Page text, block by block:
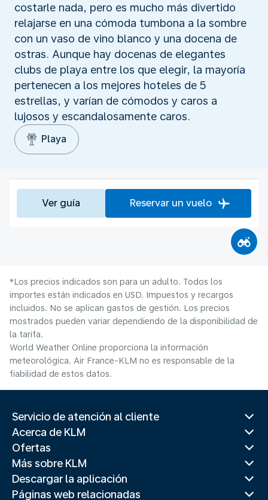
costarle nada, pero es mucho más divertido
relajarse en una cómoda tumbona a la sombre
con un vaso de vino blanco y una docena de
ostras. Aunque hay docenas de elegantes
clubs de playa entre los que elegir, la mayoría
pertenecen a los mejores hoteles de 5
estrellas, y varían de cómodos y caros a
lujosos y escandalosamente caros.
Playa
Ver guía Reservar un vuelo
*Los precios indicados son para un adulto. Todos los
importes están indicados en USD. Impuestos y recargos
incluidos. No se aplican gastos de gestión. Los precios
mostrados pueden variar dependiendo de la disponibilidad de
la tarifa.
World Weather Online proporciona la información
meteorológica. Air France-KLM no es responsable de la
fiabilidad de estos datos.
Servicio de atención al cliente
Acerca de KLM
Ofertas
Más sobre KLM
Descargar la aplicación
Páginas web relacionadas